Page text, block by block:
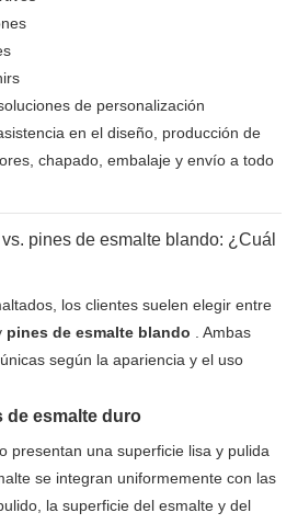
de personalización
en el diseño, producción de
chapado, embalaje y envío a todo
pines de esmalte blando: ¿Cuál
los clientes suelen elegir entre
pines de esmalte blando . Ambas
según la apariencia y el uso
de esmalte duro
presentan una superficie lisa y pulida
se integran uniformemente con las
la superficie del esmalte y del